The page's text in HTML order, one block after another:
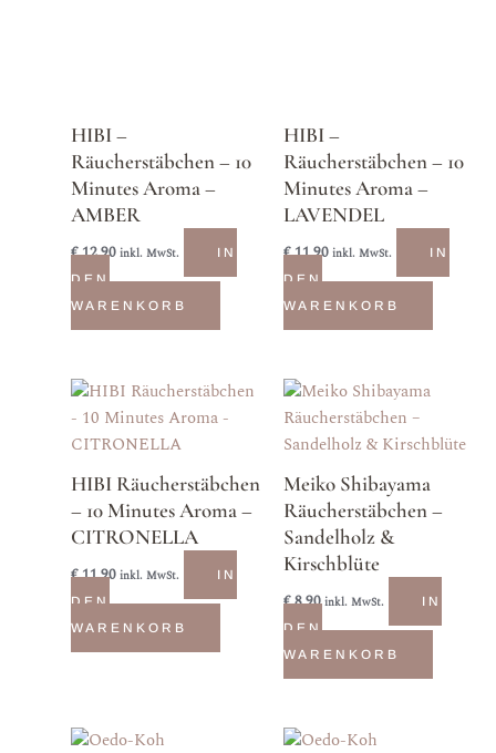
HIBI –
Räucherstäbchen – 10
Minutes Aroma –
AMBER
€12,90 inkl. MwSt.
IN
DEN
WARENKORB
HIBI –
Räucherstäbchen – 10
Minutes Aroma –
LAVENDEL
€11,90inkl. MwSt.
IN
DEN
WARENKORB
HIBI Räucherstäbchen
– 10 Minutes Aroma –
CITRONELLA
€11,90 inkl. MwSt.
IN
DEN
WARENKORB
Meiko Shibayama
Räucherstäbchen –
Sandelholz &
Kirschblüte
€8,90inkl. MwSt.
IN
DEN
WARENKORB